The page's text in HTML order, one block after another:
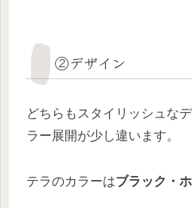
②デザイン
どちらもスタイリッシュな
ラー展開が少し違います。
テラのカラーはブラック・